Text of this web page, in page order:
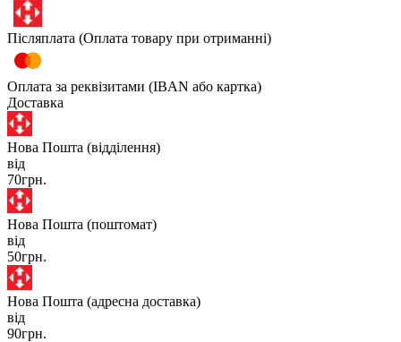
Післяплата (Оплата товару при отриманні)
Оплата за реквізитами (IBAN або картка)
Доставка
Нова Пошта (відділення)
від
70грн.
Нова Пошта (поштомат)
від
50грн.
Нова Пошта (адресна доставка)
від
90грн.